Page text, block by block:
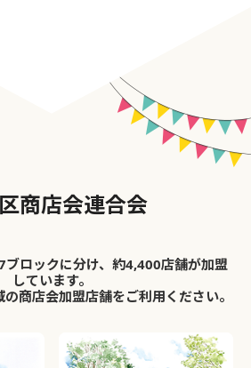
商店会連合会
ロックに分け、約4,400店舗が加盟
しています。
商店会加盟店舗をご利用ください。